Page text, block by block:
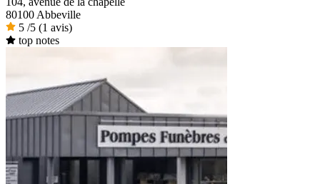
80100 Abbeville
5 /5 (1 avis)
top notes